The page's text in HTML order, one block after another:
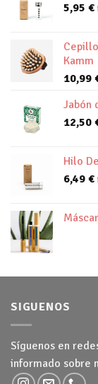
5,95 €
Kamm
10,99
Jabón
12,50
Hilo
6,49 €
SIGUENOS
Síguenos en
informado sobre